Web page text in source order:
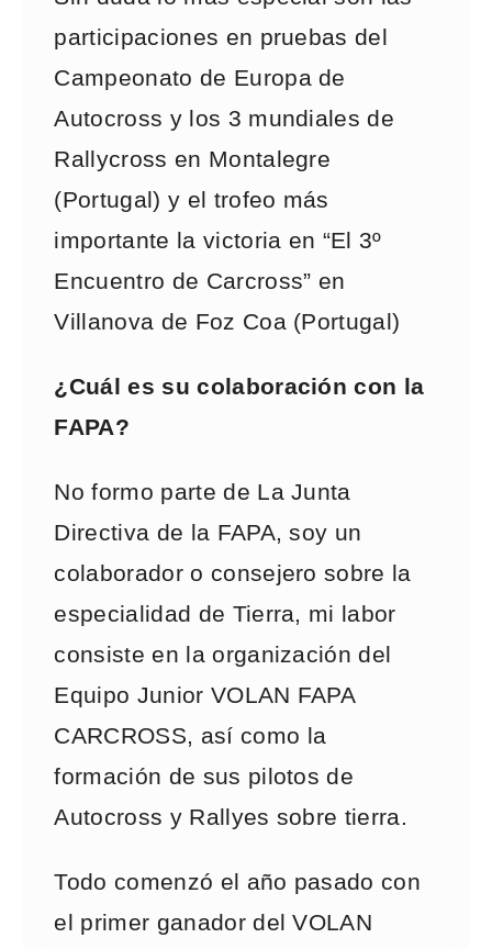
participaciones en pruebas del
Campeonato de Europa de
Autocross y los 3 mundiales de
Rallycross en Montalegre
(Portugal) y el trofeo más
importante la victoria en “El 3º
Encuentro de Carcross” en
Villanova de Foz Coa (Portugal)
¿Cuál es su colaboración con la
FAPA?
No formo parte de La Junta
Directiva de la FAPA, soy un
colaborador o consejero sobre la
especialidad de Tierra, mi labor
consiste en la organización del
Equipo Junior VOLAN FAPA
CARCROSS, así como la
formación de sus pilotos de
Autocross y Rallyes sobre tierra.
Todo comenzó el año pasado con
el primer ganador del VOLAN